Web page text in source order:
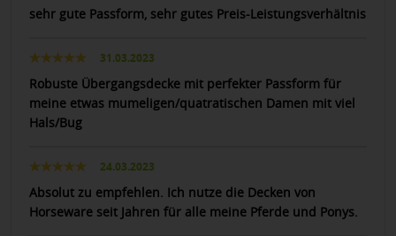
sehr gute Passform, sehr gutes Preis-Leistungsverhältnis
31.03.2023
Robuste Übergangsdecke mit perfekter Passform für
meine etwas mumeligen/quatratischen Damen mit viel
Hals/Bug
24.03.2023
Absolut zu empfehlen. Ich nutze die Decken von
Horseware seit Jahren für alle meine Pferde und Ponys.